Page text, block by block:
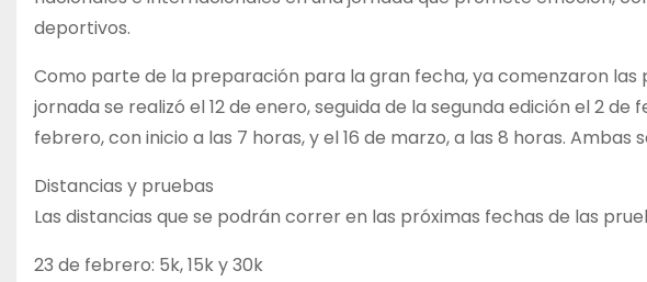
deportivos.
Como parte de la preparación para la gran fecha, ya comenzaron las
jornada se realizó el 12 de enero, seguida de la segunda edición el 2
febrero, con inicio a las 7 horas, y el 16 de marzo, a las 8 horas.
Distancias y pruebas
Las distancias que se podrán correr en las próximas fechas de las
23 de febrero: 5k, 15k y 30k